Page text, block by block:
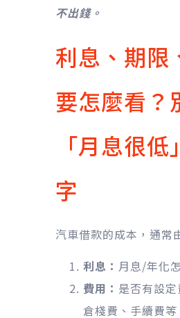
不出錢。
利息、期限
要怎麼看？
「月息很
字
汽車借款的成本，通常
利息： 月息/年化
費用： 是否有設定
倉棧費、手續費